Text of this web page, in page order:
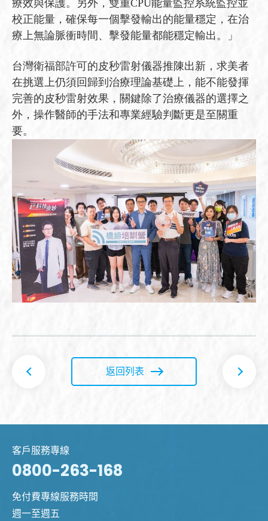
療效與保護。另外，雙重CPU能量監控系統監控並
校正能量，確保每一個擊發輸出的能量穩定，在治
療上無論脈衝時間、擊發能量都能穩定輸出。」
台灣衛福部許可的皮秒雷射儀器推陳出新，求美者
在挑選上仍須回歸到治療理論基礎上，能不能發揮
完善的皮秒雷射效果，關鍵除了治療儀器的選擇之
外，操作醫師的手法和專業經驗判斷更是至關重
要。
返回列表
客戶服務專線
0800-263-168
免付費專線服務時間
週一至週五